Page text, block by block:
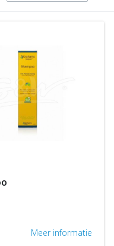
Meer informatie